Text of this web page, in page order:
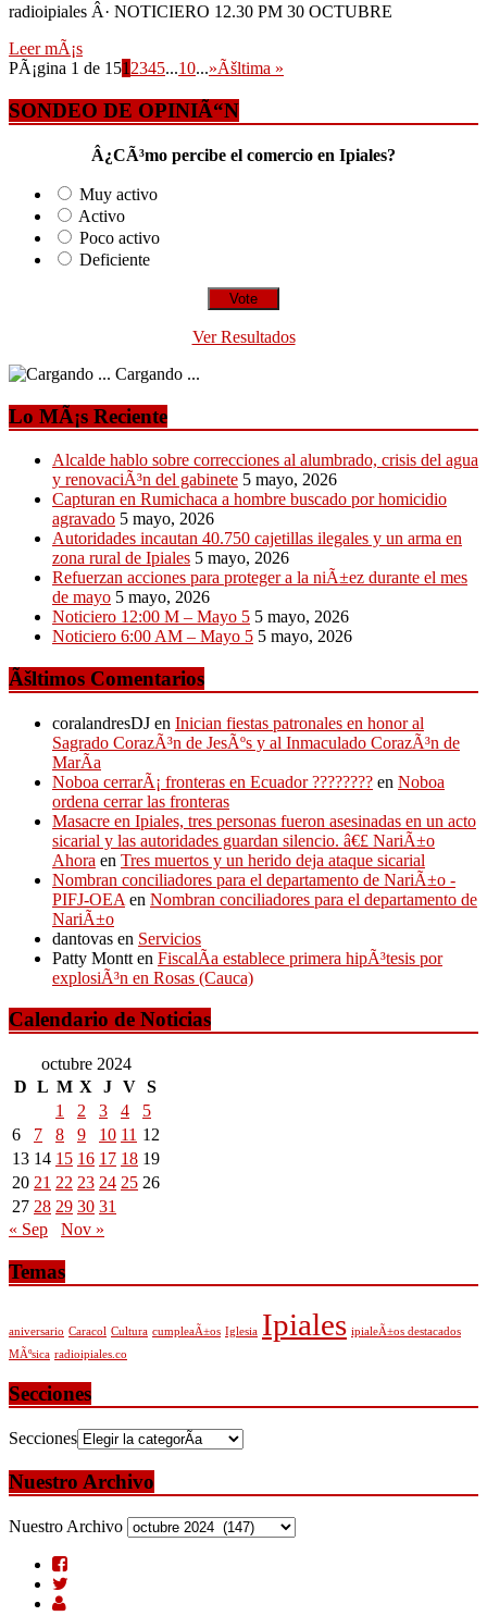
radioipiales Â· NOTICIERO 12.30 PM 30 OCTUBRE
Leer mÃ¡s
PÃ¡gina 1 de 1512345...10...»Ãšltima »
SONDEO DE OPINIÃ“N
Â¿CÃ³mo percibe el comercio en Ipiales?
Muy activo
Activo
Poco activo
Deficiente
Ver Resultados
Cargando ...
Lo MÃ¡s Reciente
Alcalde hablo sobre correcciones al alumbrado, crisis del agua
y renovaciÃ³n del gabinete 5 mayo, 2026
Capturan en Rumichaca a hombre buscado por homicidio
agravado 5 mayo, 2026
Autoridades incautan 40.750 cajetillas ilegales y un arma en
zona rural de Ipiales 5 mayo, 2026
Refuerzan acciones para proteger a la niÃ±ez durante el mes
de mayo 5 mayo, 2026
Noticiero 12:00 M – Mayo 5 5 mayo, 2026
Noticiero 6:00 AM – Mayo 5 5 mayo, 2026
Ãšltimos Comentarios
coralandresDJ en Inician fiestas patronales en honor al
Sagrado CorazÃ³n de JesÃºs y al Inmaculado CorazÃ³n de
MarÃ­a
Noboa cerrarÃ¡ fronteras en Ecuador ???????? en Noboa
ordena cerrar las fronteras
Masacre en Ipiales, tres personas fueron asesinadas en un acto
sicarial y las autoridades guardan silencio. â€£ NariÃ±o
Ahora en Tres muertos y un herido deja ataque sicarial
Nombran conciliadores para el departamento de NariÃ±o -
PIFJ-OEA en Nombran conciliadores para el departamento de
NariÃ±o
dantovas en Servicios
Patty Montt en FiscalÃ­a establece primera hipÃ³tesis por
explosiÃ³n en Rosas (Cauca)
Calendario de Noticias
octubre 2024
D L M X J V S
1
2 3 4
5
6
7 8 9 10 11 12
13 14 15 16 17 18 19
20 21 22 23 24 25 26
27 28 29 30 31
« Sep
Nov »
Temas
aniversario Caracol Cultura cumpleaÃ±os Iglesia Ipiales ipialeÃ±os destacados
MÃºsica radioipiales.co
Secciones
Secciones
Nuestro Archivo
Nuestro Archivo